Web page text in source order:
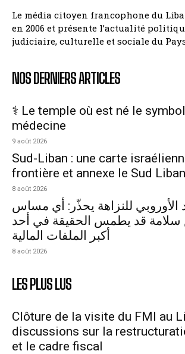
Le média citoyen francophone du
en 2006 et présente l’actualité
judiciaire, culturelle et sociale du Pays
NOS DERNIERS ARTICLES
⚕️ Le temple où est né le
médecine
9 août 2026
Sud-Liban : une carte
frontière et annexe le Sud Liban
8 août 2026
الأوروبي للنزاهة يحذّر: أي مساس
سلامة قد يطمس الحقيقة في أحد
أكبر الملفات المالية
8 août 2026
LES PLUS LUS
Clôture de la visite du FMI au
discussions sur la
et le cadre fiscal